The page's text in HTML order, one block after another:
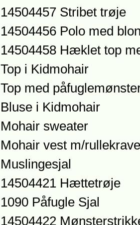
14504457 Stribet trøje
14504456 Polo med
14504458 Hæklet top
Top i Kidmohair
Top med
Bluse i Kidmohair
Mohair sweater
Mohair vest m/rullekrave
Muslingesjal
14504421 Hættetrøje
1090 Påfugle Sjal
14504422